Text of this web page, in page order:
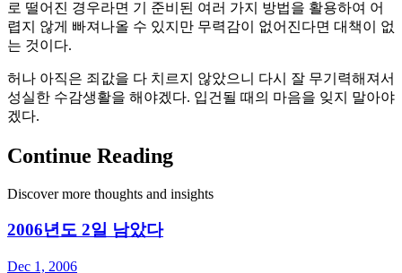
로 떨어진 경우라면 기 준비된 여러 가지 방법을 활용하여 어
렵지 않게 빠져나올 수 있지만 무력감이 없어진다면 대책이 없
는 것이다.
허나 아직은 죄값을 다 치르지 않았으니 다시 잘 무기력해져서
성실한 수감생활을 해야겠다. 입건될 때의 마음을 잊지 말아야
겠다.
Continue Reading
Discover more thoughts and insights
2006년도 2일 남았다
Dec 1, 2006